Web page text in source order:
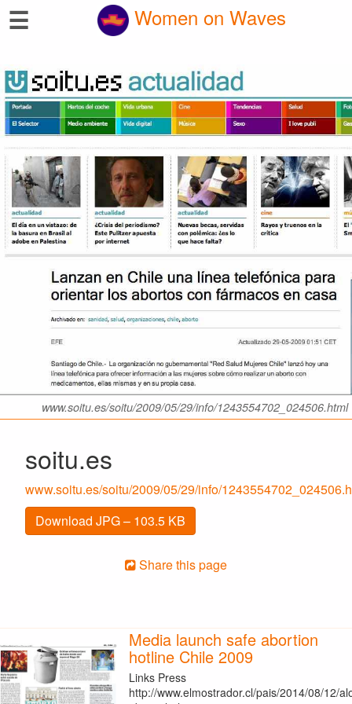
☰ Women on Waves
www.soitu.es/soitu/2009/05/29/info/1243554702_024506.html
soitu.es
www.soitu.es/soitu/2009/05/29/info/
Download JPG – 103.5 KB
Share this page
Media launch safe abortion
hotline Chile 2009
Links Press
http://www.elmostrador.cl/pais/2014/08/12/